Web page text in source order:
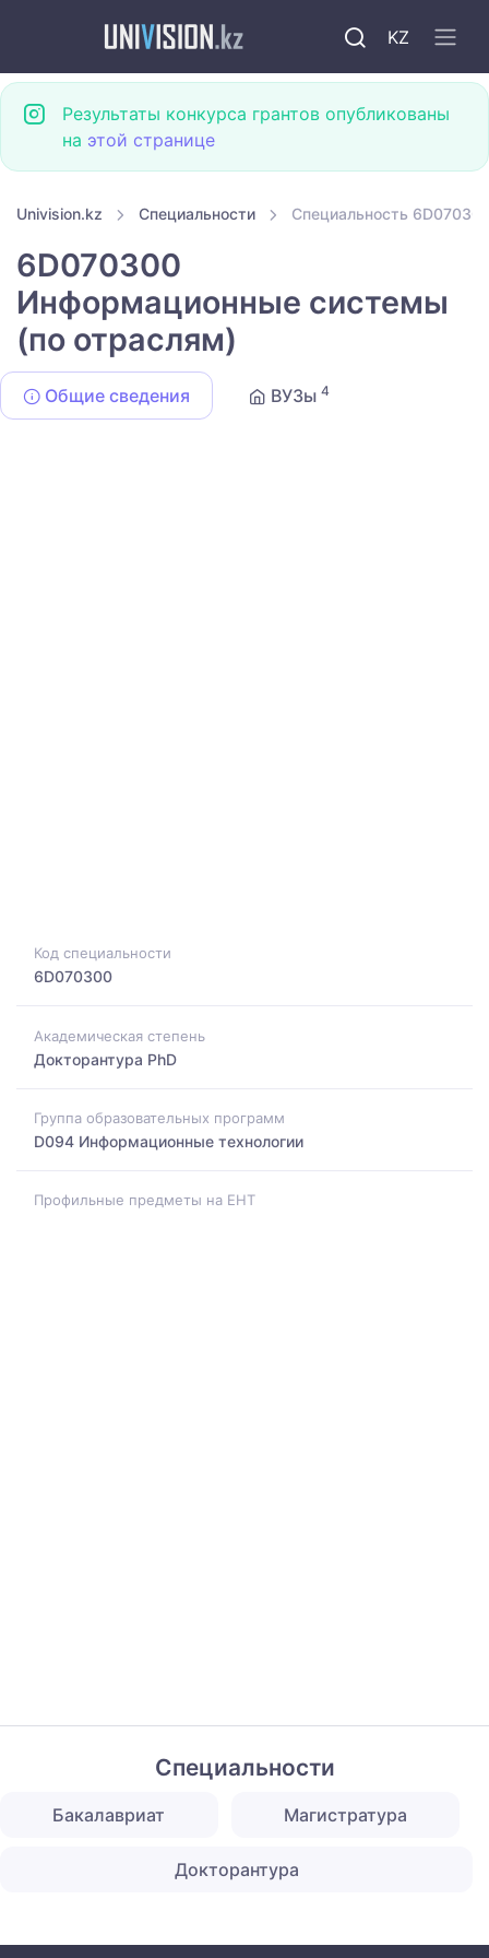
KZ
Результаты конкурса грантов опубликованы
на этой странице
Univision.kz Специальности Специальность
6D070300
Информационные системы
(по отраслям)
Общие сведения ВУЗы 4
Код специальности
6D070300
Академическая степень
Докторантура PhD
Группа образовательных программ
D094 Информационные технологии
Профильные предметы на ЕНТ
Специальности
Бакалавриат Магистратура
Докторантура